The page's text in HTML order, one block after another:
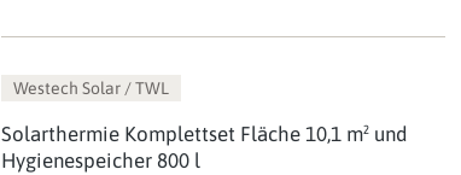
Westech Solar / TWL
Solarthermie Komplettset Fläche 10,1 m² und
Hygienespeicher 800 l